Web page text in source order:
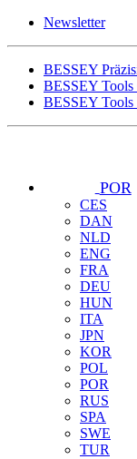
Newsletter
BESSEY
BESSEY Tools
BESSEY
POR
CES
DAN
NLD
ENG
FRA
DEU
HUN
ITA
JPN
KOR
POL
POR
RUS
SPA
SWE
TUR